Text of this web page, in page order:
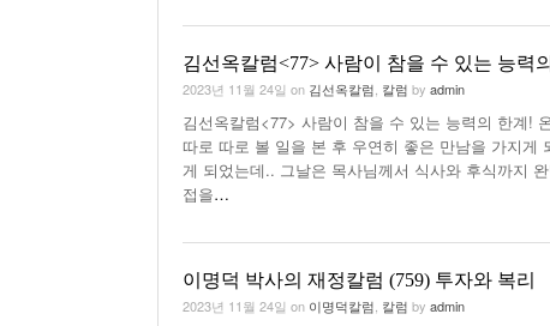
김선옥칼럼<77> 사람이 참을 수 있는 능력
2023년 11월 24일 on 김선옥칼럼 칼럼 by admin
김선옥칼럼<77> 사람이 참을 수 있는 능력의 한계!
따로 따로 볼 일을 본 후 우연히 좋은 만남을 가지게
게 되었는데.. 그날은 목사님께서 식사와 후식까지
접을…
이명덕 박사의 재정칼럼 (759) 투자와 복리
2023년 11월 24일 on 이명덕칼럼 칼럼 by admin